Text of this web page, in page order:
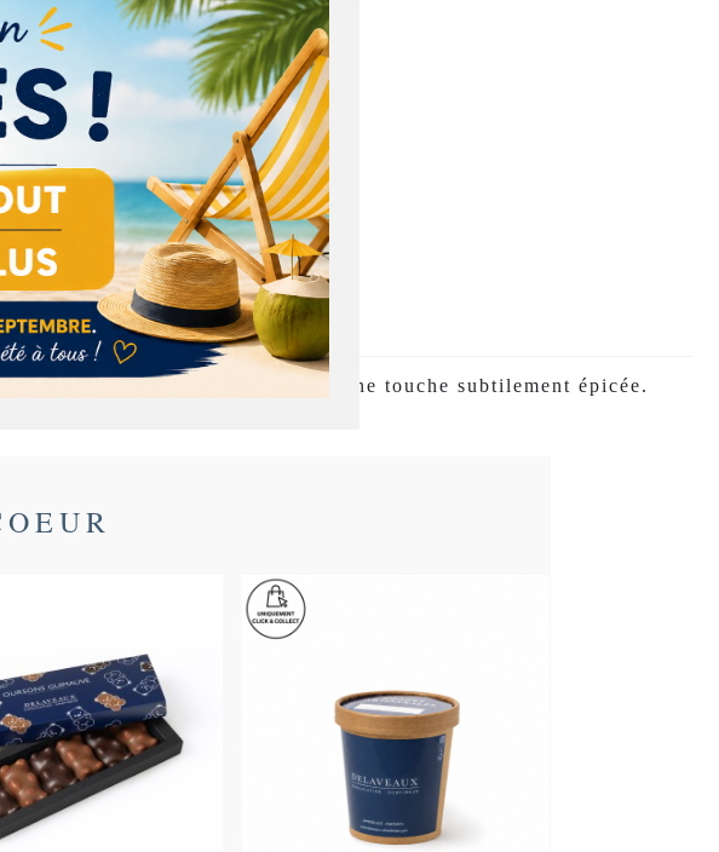
Ingrédients
chocolatées, sublimées par une touche subtilement épicée.